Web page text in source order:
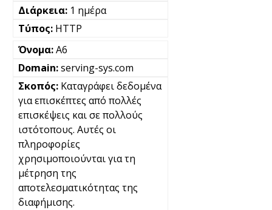
1 ημέρα
HTTP
A6
serving-sys.com
Καταγράφει δεδομένα
για επισκέπτες από πολλές
επισκέψεις και σε πολλούς
ιστότοπους. Αυτές οι
πληροφορίες
χρησιμοποιούνται για τη
μέτρηση της
αποτελεσματικότητας της
διαφήμισης.